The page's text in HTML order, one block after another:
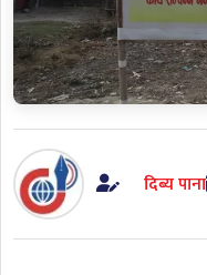
दिब्य पाना